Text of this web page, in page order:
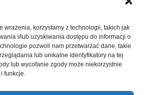
wrażenia, korzystamy z technologii, takich jak
i/lub uzyskiwania dostępu do informacji o
pozwoli nam przetwarzać dane, takie
lub unikalne identyfikatory na tej
lub wycofanie zgody może niekorzystnie
funkcje.